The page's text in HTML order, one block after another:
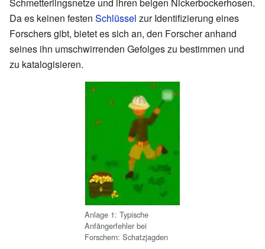
Da es keinen festen Schlüssel zur Identifizierung eines
Forschers gibt, bietet es sich an, den Forscher anhand
seines ihn umschwirrenden Gefolges zu bestimmen und
zu katalogisieren.
Anlage 1: Typische
Anfängerfehler bei
Forschern: Schatzjagden